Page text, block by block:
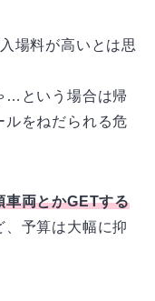
場料が高いとは思
…という場合は帰
ルをねだられる危
車両とかGETする
予算は大幅に抑